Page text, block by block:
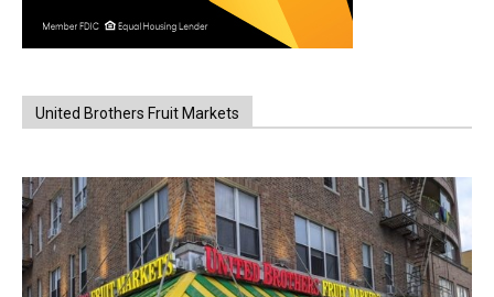
United Brothers Fruit Markets